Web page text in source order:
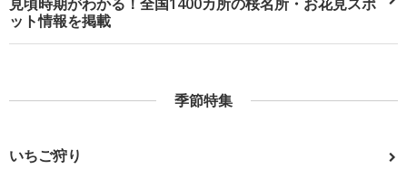
ット情報を掲載
季節特集
いちご狩り